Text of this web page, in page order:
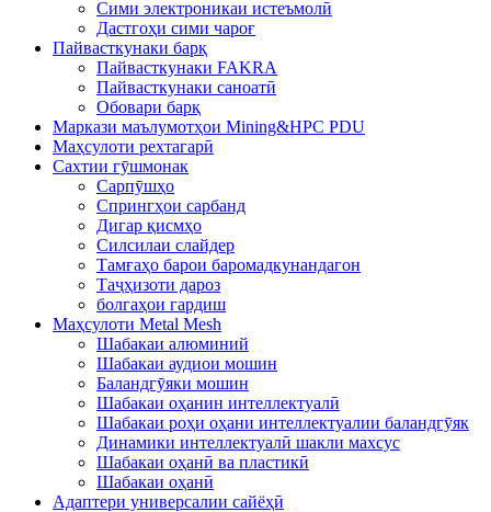
Сими электроникаи истеъмолӣ
Дастгоҳи сими чароғ
Пайвасткунаки барқ
Пайвасткунаки FAKRA
Пайвасткунаки саноатӣ
Обовари барқ
Маркази маълумотҳои Mining&HPC PDU
Маҳсулоти рехтагарӣ
Сахтии гӯшмонак
Сарпӯшҳо
Спрингҳои сарбанд
Дигар қисмҳо
Силсилаи слайдер
Тамғаҳо барои баромадкунандагон
Таҷҳизоти дароз
болгаҳои гардиш
Маҳсулоти Metal Mesh
Шабакаи алюминий
Шабакаи аудиои мошин
Баландгӯяки мошин
Шабакаи оҳанин интеллектуалӣ
Шабакаи роҳи оҳани интеллектуалии баландгӯяк
Динамики интеллектуалӣ шакли махсус
Шабакаи оҳанӣ ва пластикӣ
Шабакаи оҳанӣ
Адаптери универсалии сайёҳӣ